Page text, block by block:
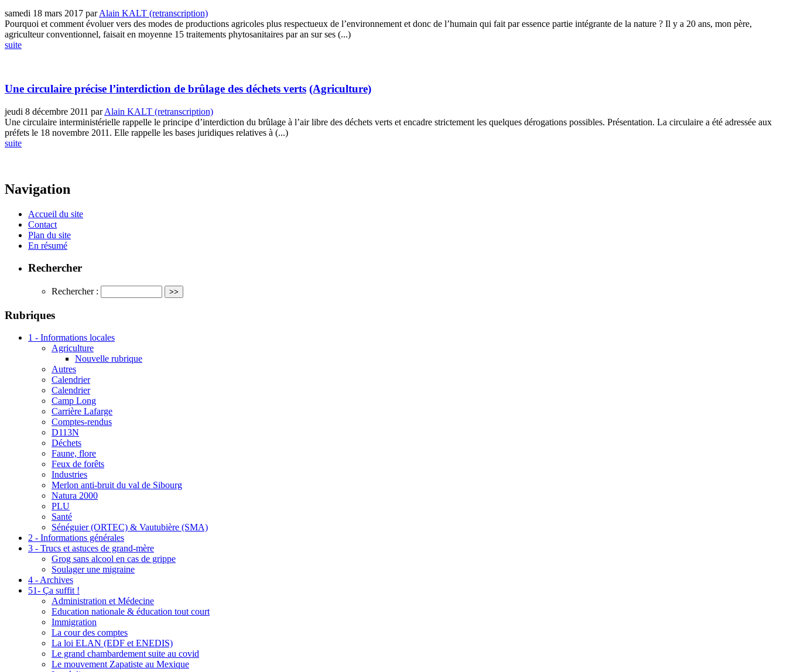
samedi 18 mars 2017 parAlain KALT (retranscription)
Pourquoi et comment évoluer vers des modes de productions agricoles plus respectueux de l’environnement et donc de l’humain qui fait par essence partie intégrante de la nature ? Il y a 20 ans, mon père,
agriculteur conventionnel, faisait en moyenne 15 traitements phytosanitaires par an sur ses (...)
suite
Une circulaire précise l’interdiction de brûlage des déchets verts (Agriculture)
jeudi 8 décembre 2011 parAlain KALT (retranscription)
Une circulaire interministérielle rappelle le principe d’interdiction du brûlage à l’air libre des déchets verts et encadre strictement les quelques dérogations possibles. Présentation. La circulaire a été adressée aux
préfets le 18 novembre 2011. Elle rappelle les bases juridiques relatives à (...)
suite
Navigation
Accueil du site
Contact
Plan du site
En résumé
Rechercher
Rechercher :
Rubriques
1 - Informations locales
Agriculture
Nouvelle rubrique
Autres
Calendrier
Calendrier
Camp Long
Carrière Lafarge
Comptes-rendus
D113N
Déchets
Faune, flore
Feux de forêts
Industries
Merlon anti-bruit du val de Sibourg
Natura 2000
PLU
Santé
Sénéguier (ORTEC) & Vautubière (SMA)
2 - Informations générales
3 - Trucs et astuces de grand-mère
Grog sans alcool en cas de grippe
Soulager une migraine
4 - Archives
51- Ça suffit !
Administration et Médecine
Education nationale & éducation tout court
Immigration
La cour des comptes
La loi ELAN (EDF et ENEDIS)
Le grand chambardement suite au covid
Le mouvement Zapatiste au Mexique